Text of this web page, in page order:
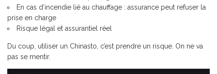
En cas d’incendie lié au chauffage : assurance peut refuser la
prise en charge
Risque légal et assurantiel réel
Du coup, utiliser un Chinasto, c’est prendre un risque. On ne va
pas se mentir.